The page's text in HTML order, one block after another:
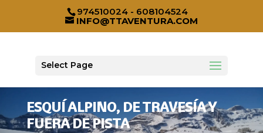
974510024 - 608104524
INFO@TTAVENTURA.COM
Select Page
ESQUÍ ALPINO, DE TRAVESÍA Y
FUERA DE PISTA